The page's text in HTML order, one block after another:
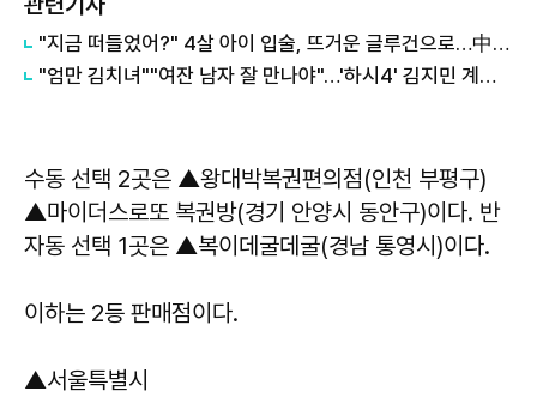
"지금 떠들었어?" 4살 아이 입술, 뜨거운 글루건으로…中 발칵
"엄만 김치녀""여잔 남자 잘 만나야"…'하시4' 김지민 계엄 옹호까지?
수동 선택 2곳은 ▲왕대박복권편의점(인천 부평구)
▲마이더스로또 복권방(경기 안양시 동안구)이다. 반
자동 선택 1곳은 ▲복이데굴데굴(경남 통영시)이다.
이하는 2등 판매점이다.
▲서울특별시